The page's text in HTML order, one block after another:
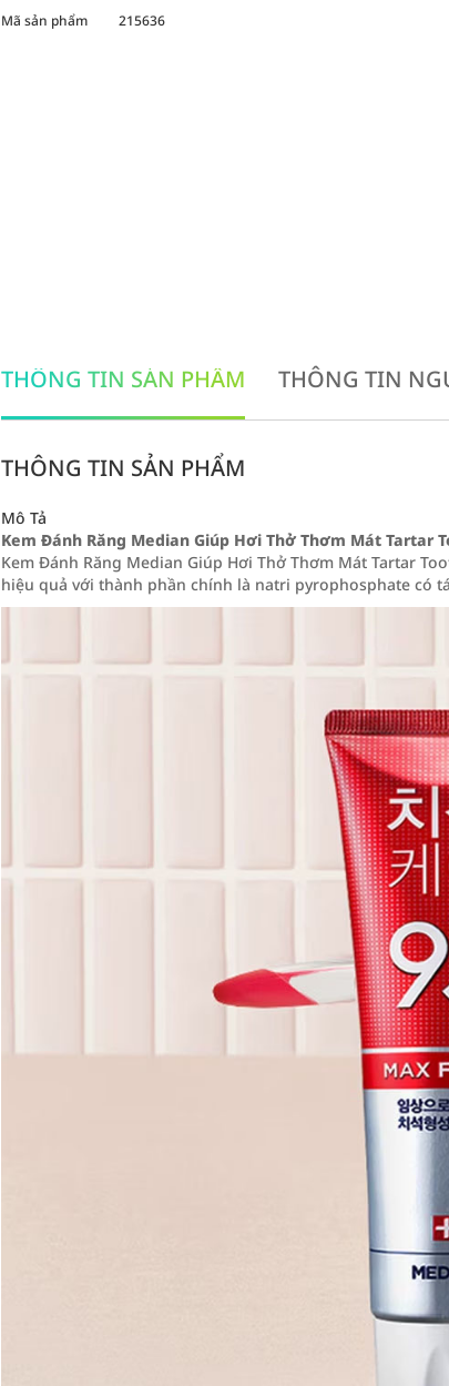
Mã sản phẩm 215636
THÔNG TIN SẢN PHẨM THÔNG TIN
THÔNG TIN SẢN PHẨM
Mô Tả
Kem Đánh Răng Median Giúp Hơi Thở Thơm Mát Tartar
Kem Đánh Răng Median Giúp Hơi Thở Thơm Mát Tartar
hiệu quả với thành phần chính là natri pyrophosphate có